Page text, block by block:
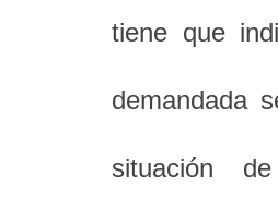
tiene que
demandada
situación de